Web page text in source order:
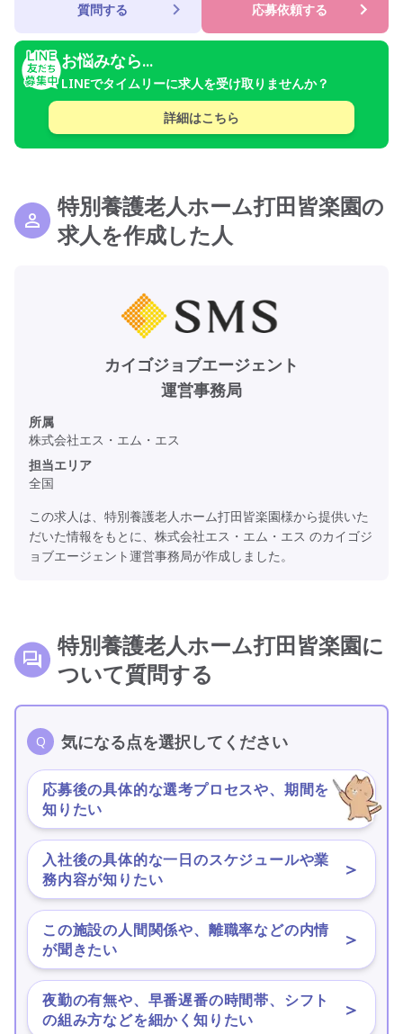
質問する 応募依頼する
お悩みなら...
LINEでタイムリーに求人を受け取りませんか？
詳細はこちら
特別養護老人ホーム打田皆楽園の
求人を作成した人
カイゴジョブエージェント
運営事務局
所属
株式会社エス・エム・エス
担当エリア
全国
この求人は、特別養護老人ホーム打田皆楽園様から提供いた
だいた情報をもとに、株式会社エス・エム・エス のカイゴジ
ョブエージェント運営事務局が作成しました。
特別養護老人ホーム打田皆楽園に
ついて質問する
気になる点を選択してください
応募後の具体的な選考プロセスや、期間を
知りたい
＞
入社後の具体的な一日のスケジュールや業
務内容が知りたい
＞
この施設の人間関係や、離職率などの内情
が聞きたい
＞
夜勤の有無や、早番遅番の時間帯、シフト
の組み方などを細かく知りたい
＞